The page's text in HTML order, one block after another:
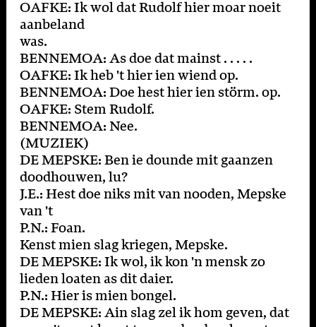
OAFKE: Ik wol dat Rudolf hier moar noeit
aanbeland
was.
BENNEMOA: As doe dat mainst . . . . .
OAFKE: Ik heb 't hier ien wiend op.
BENNEMOA: Doe hest hier ien störm. op.
OAFKE: Stem Rudolf.
BENNEMOA: Nee.
(MUZIEK)
DE MEPSKE: Ben ie dounde mit gaanzen
doodhouwen, lu?
J.E.: Hest doe niks mit van nooden, Mepske
van 't
P.N.: Foan.
Kenst mien slag kriegen, Mepske.
DE MEPSKE: Ik wol, ik kon 'n mensk zo
lieden loaten as dit daier.
P.N.: Hier is mien bongel.
DE MEPSKE: Ain slag zel ik hom geven, dat